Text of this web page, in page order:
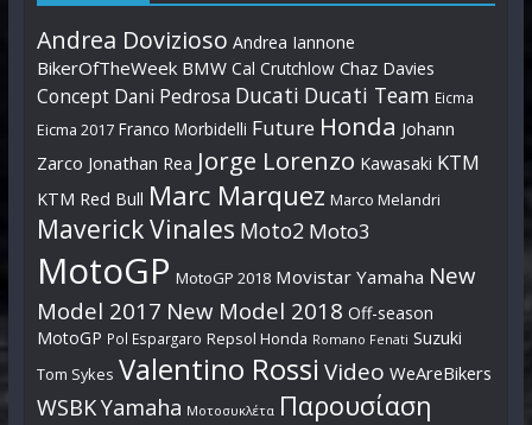
Andrea Dovizioso Andrea Iannone
BikerOfTheWeek BMW Cal Crutchlow Chaz Davies
Concept Dani Pedrosa Ducati Ducati Team Eicma
Eicma 2017 Franco Morbidelli Future Honda Johann
Zarco Jonathan Rea Jorge Lorenzo Kawasaki KTM
KTM Red Bull Marc Marquez Marco Melandri
Maverick Vinales Moto2 Moto3
MotoGP MotoGP 2018 Movistar Yamaha New
Model 2017 New Model 2018 Off-season
MotoGP Pol Espargaro Repsol Honda Romano Fenati Suzuki
Tom Sykes Valentino Rossi Video WeAreBikers
WSBKYamaha Μοτοσυκλέτα Παρουσίαση